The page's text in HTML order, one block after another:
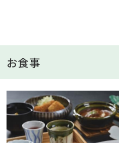
ご宿泊日より21日前までの
☆きらの里の滞在中にでき
【毎日】6,600坪の広大な敷
【無料】3カ所の貸切風呂は
お食事